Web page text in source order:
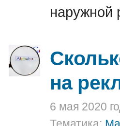
наружной
на
6 мая 2020